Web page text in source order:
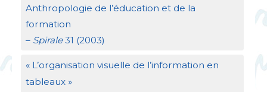
Anthropologie de l’éducation et de la
formation
– Spirale31 (2003)
« L’organisation visuelle de l’information en
tableaux »